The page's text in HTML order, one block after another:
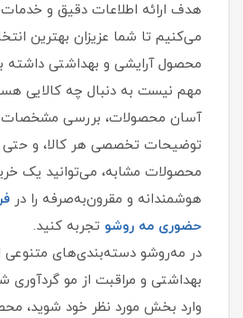
هدف ارائه اطلاعات دقیق و
می‌کنیم تا شما عزیزان بهترین
محصول آرایشی و بهداشتی داشته
مهم نیست به دنبال چه کالایی
آسان محصولات، بررسی مشخصات
توضیحات تخصصی هر کالا، و حتی
محصولات مشابه، می‌توانید یک
هوشمندانه و مقرون‌به‌صرفه را در
حضوری مه‌ روشو تجربه کنید.
در مه‌روشو دسته‌بندی‌های متنوعی
بهداشتی و مراقبت از مو
وارد بخش مورد نظر خود شوید،